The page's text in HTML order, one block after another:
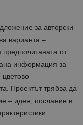
за авторски
варианта –
от
информация за
Проектът трябва да
– идея, послание в